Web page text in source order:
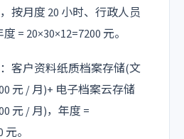
按月度 20 小时、行政人员
= 20×30×12=7200 元。
户资料纸质档案存储(文
元 / 月)+ 电子档案云存储
元 / 月)，年度 =
。